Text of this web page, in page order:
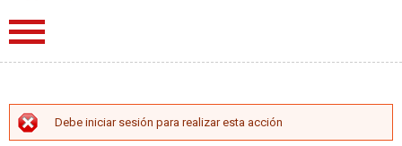
MENSAJE DE ERROR
Debe iniciar sesión para realizar esta acción